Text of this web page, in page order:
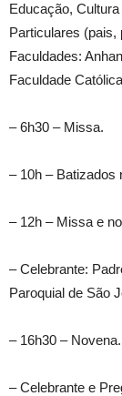
Educação,
Particulares (pais,
Faculdades:
Faculdade
– 6h30 – Missa.
– 10h – Batizados
– 12h – Missa e
– Celebrante:
Paroquial de São
– 16h30 – Novena.
– Celebrante e